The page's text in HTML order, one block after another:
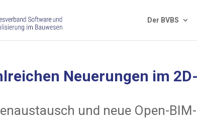
Der BVBS
Neue­run­gen im
und neue Open-